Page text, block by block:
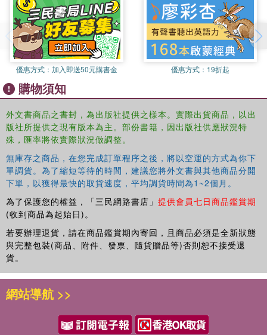
The book makes a wider contribution to debates on urban
studies and urban governance in Africa through analysis
of the causes and consequences of the paucity of urban-
scale data for decision makers, and by presenting
potential methodological innovations to address this
paucity. As the global development agenda is increasingly
focusing on urban issues, most notably the urban goal of
the new Sustainable Development Goals and the New
The Open Access version of this book, available at:
http://www.tandfebooks.com/doi/view/10.4324/9781315191
Attribution-Non Commercial-No Derivatives 4.0 license.
優惠方式： 加入即送50元購書金 優惠方式： 19折起
購物須知
外文書商品之書封，為出版社提供之樣本。實際出貨商品，以出
版社所提供之現有版本為主。部份書籍，因出版社供應狀況特
殊，匯率將依實際狀況做調整。
無庫存之商品，在您完成訂單程序之後，將以空運的方式為你下
單調貨。為了縮短等待的時間，建議您將外文書與其他商品分開
下單，以獲得最快的取貨速度，平均調貨時間為1~2個月。
為了保護您的權益，「三民網路書店」 提供會員七日商品鑑賞期
(收到商品為起始日)。
若要辦理退貨，請在商品鑑賞期內寄回，且商品必須是全新狀態
與完整包裝(商品、附件、發票、隨貨贈品等)否則恕不接受退
貨。
網站導航 >>